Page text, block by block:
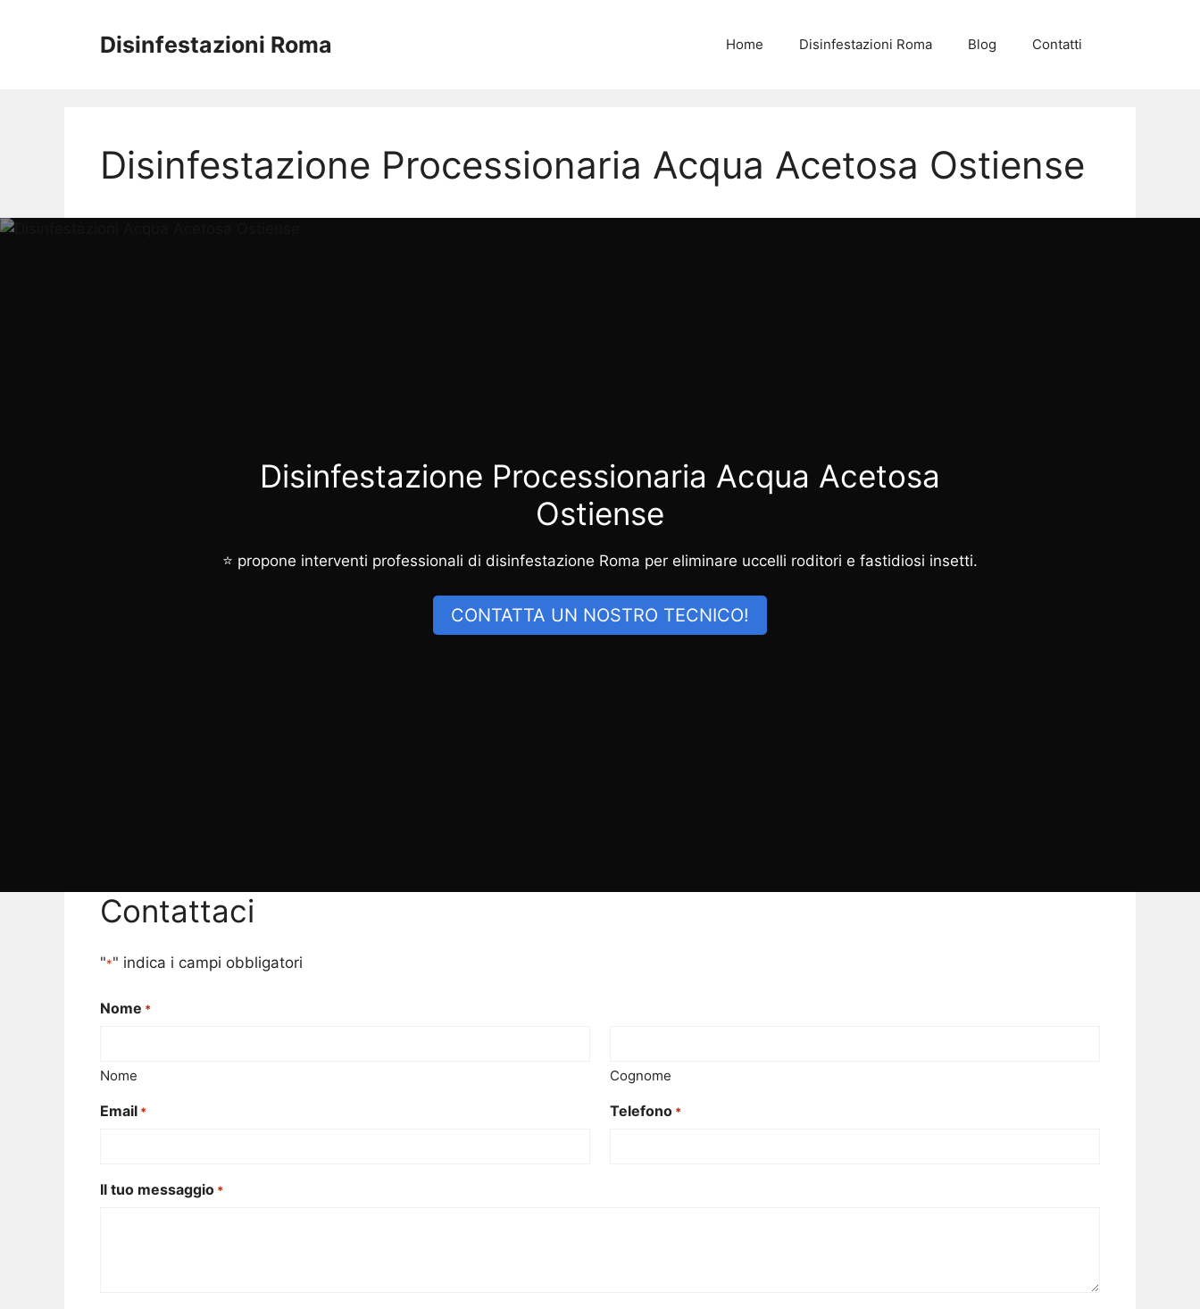
Disinfestazioni Roma Home Disinfestazioni Roma Blog Contatti
Disinfestazione Processionaria Acqua Acetosa Ostiense
Disinfestazione Processionaria Acqua Acetosa
Ostiense
⭐ propone interventi professionali di disinfestazione Roma per eliminare uccelli roditori e fastidiosi insetti.
CONTATTA UN NOSTRO TECNICO!
Contattaci
"*" indica i campi obbligatori
Nome *
Nome Cognome
Email * Telefono *
Il tuo messaggio *